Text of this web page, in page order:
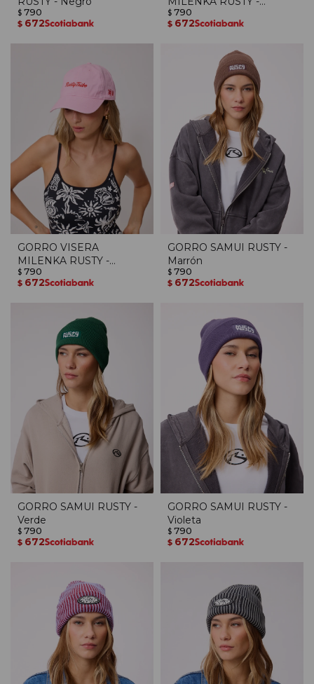
$ 790
$ 672
Celeste
$ 790
$ 672
GORRO VISERA
MILENKA RUSTY -
Rosado
$ 790
$ 672
GORRO SAMUI RUSTY -
Marrón
$ 790
$ 672
GORRO SAMUI RUSTY -
Verde
$ 790
$ 672
GORRO SAMUI RUSTY -
Violeta
$ 790
$ 672